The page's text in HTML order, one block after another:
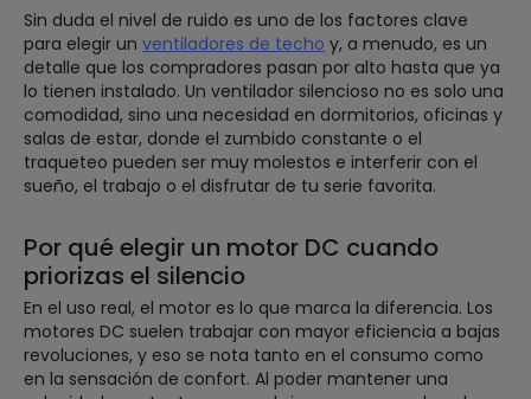
Sin duda el nivel de ruido es uno de los factores clave
para elegir un ventiladores de techo y, a menudo, es un
detalle que los compradores pasan por alto hasta que ya
lo tienen instalado. Un ventilador silencioso no es solo una
comodidad, sino una necesidad en dormitorios, oficinas y
salas de estar, donde el zumbido constante o el
traqueteo pueden ser muy molestos e interferir con el
sueño, el trabajo o el disfrutar de tu serie favorita.
Por qué elegir un motor DC cuando
priorizas el silencio
En el uso real, el motor es lo que marca la diferencia. Los
motores DC suelen trabajar con mayor eficiencia a bajas
revoluciones, y eso se nota tanto en el consumo como
en la sensación de confort. Al poder mantener una